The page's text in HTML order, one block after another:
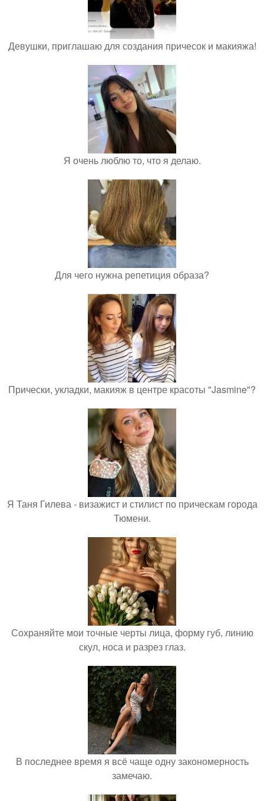
Девушки, приглашаю для создания причесок и макияжа!
Я очень люблю то, что я делаю.
Для чего нужна репетиция образа?
Прически, укладки, макияж в центре красоты "Jasmine"?
Я Таня Гилева - визажист и стилист по прическам города
Тюмени.
Сохраняйте мои точные черты лица, форму губ, линию
скул, носа и разрез глаз.
В последнее время я всё чаще одну закономерность
замечаю.